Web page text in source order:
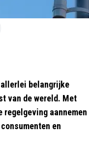
allerlei belangrijke
van de wereld. Met
regelgeving aannemen
en